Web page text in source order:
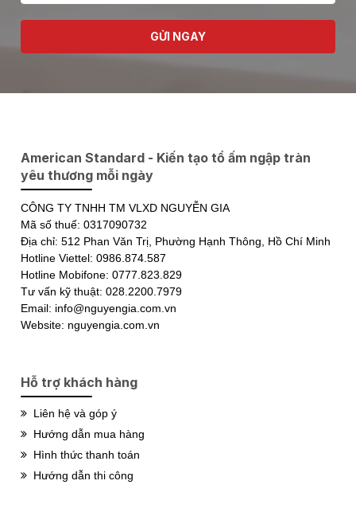
GỬI NGAY
American Standard - Kiến tạo tổ ấm ngập tràn
yêu thương mỗi ngày
CÔNG TY TNHH TM VLXD NGUYỄN GIA
Mã số thuế: 0317090732
Địa chỉ: 512 Phan Văn Trị, Phường Hạnh Thông, Hồ Chí Minh
Hotline Viettel: 0986.874.587
Hotline Mobifone: 0777.823.829
Tư vấn kỹ thuật: 028.2200.7979
Email: info@nguyengia.com.vn
Website: nguyengia.com.vn
Hỗ trợ khách hàng
Liên hệ và góp ý
Hướng dẫn mua hàng
Hình thức thanh toán
Hướng dẫn thi công